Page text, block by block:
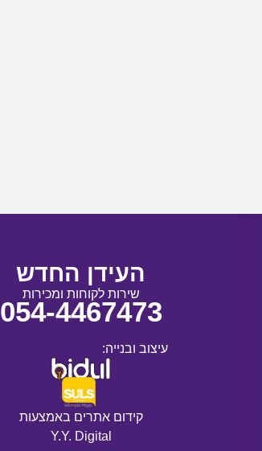
העידן החדש
שירות לקוחות ומכירות
054-4467473
עיצוב ובנייה:
קידום אתרים באמצעות
Y.Y. Digital